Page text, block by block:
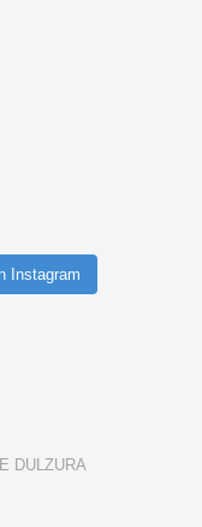
Instagram
DULZURA